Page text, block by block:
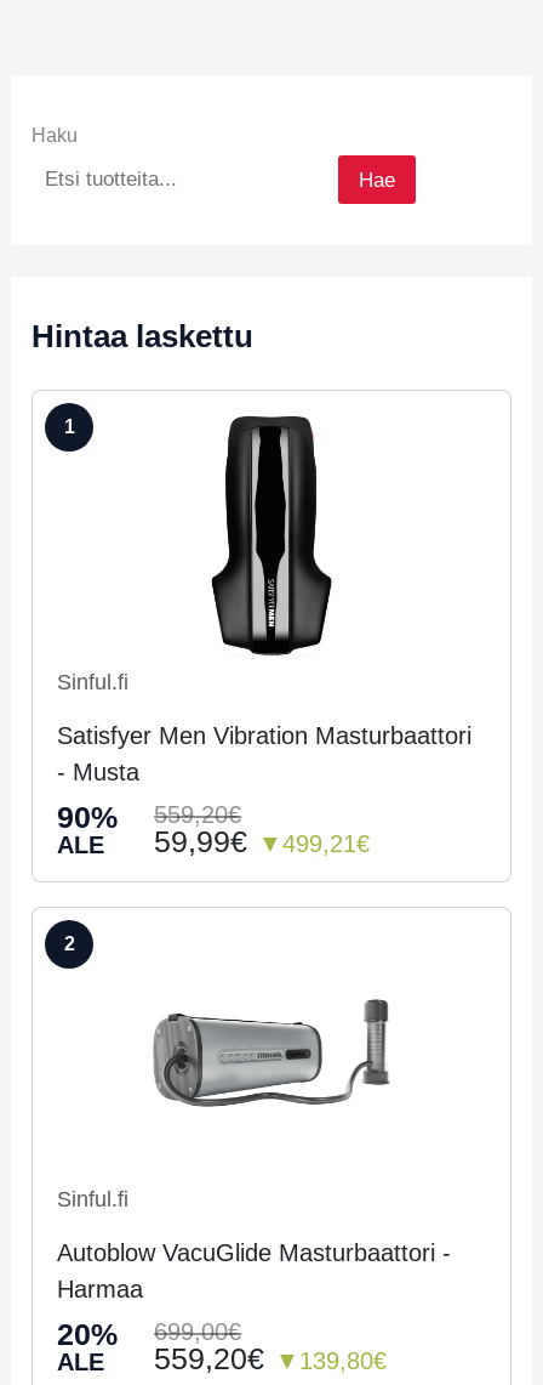
Haku
Hae
Hintaa laskettu
1
Sinful.fi
Satisfyer Men Vibration Masturbaattori
- Musta
90%
ALE
559,20€
59,99€ ▼499,21€
2
Sinful.fi
Autoblow VacuGlide Masturbaattori -
Harmaa
20%
ALE
699,00€
559,20€ ▼139,80€